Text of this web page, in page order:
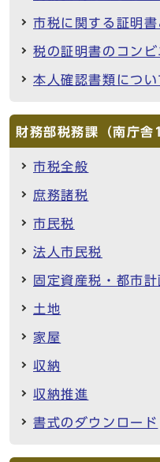
市税に関する証明
税の証明書のコン
本人確認書類につい
財務部税務課（南庁舎
市税全般
庶務諸税
市民税
法人市民税
固定資産税・都市計
土地
家屋
収納
収納推進
書式のダウンロード